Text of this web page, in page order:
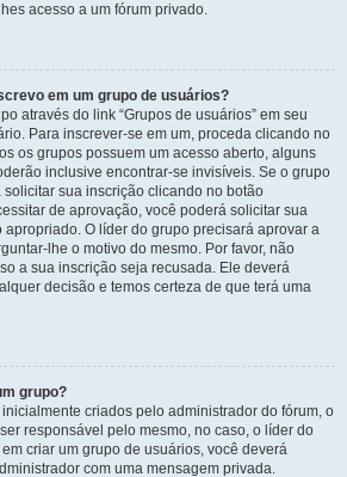
acesso a um fórum privado.
em um grupo de usuários?
através do link “Grupos de usuários” em seu
Para inscrever-se em um, proceda clicando no
os grupos possuem um acesso aberto, alguns
inclusive encontrar-se invisíveis. Se o grupo
sua inscrição clicando no botão
de aprovação, você poderá solicitar sua
O líder do grupo precisará aprovar a
lhe o motivo do mesmo. Por favor, não
a sua inscrição seja recusada. Ele deverá
decisão e temos certeza de que terá uma
grupo?
criados pelo administrador do fórum, o
responsável pelo mesmo, no caso, o líder do
criar um grupo de usuários, você deverá
com uma mensagem privada.